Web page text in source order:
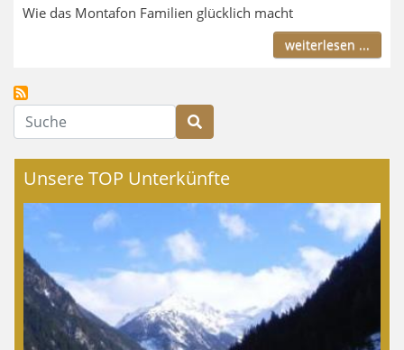
Wie das Montafon Familien glücklich macht
weiterlesen ...
Suche
Unsere TOP Unterkünfte